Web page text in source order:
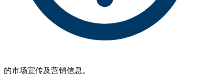
的市场宣传及营销信息。